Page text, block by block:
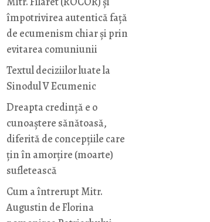
împotrivirea autentică față
de ecumenism chiar și prin
evitarea comuniunii
Textul deciziilor luate la
Sinodul V Ecumenic
Dreapta credință e o
cunoaștere sănătoasă,
diferită de concepțiile care
țin în amorțire (moarte)
sufletească
Cum a întrerupt Mitr.
Augustin de Florina